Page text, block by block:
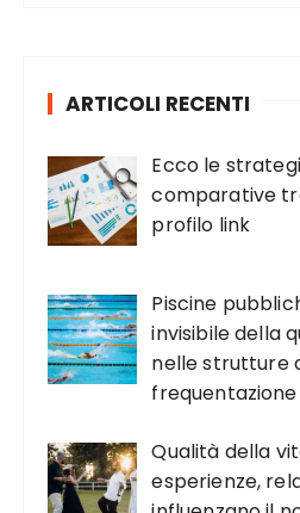
ARTICOLI RECENTI
Ecco le
comparative
profilo link
Piscine
invisibile della
nelle strutture
frequentazione
Qualità della
esperienze,